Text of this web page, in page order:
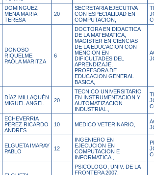
DOMINGUEZ
MENA MARIA
TERESA
20
SECRETARIA EJECUTIVA
CON ESPECIALIDAD EN
COMPUTACION,
DONOSO
RIQUELME
PAOLA MARITZA
6
DOCTORA EN DIDACTICA
DE LA MATEMATICA,
MAGISTER EN CIENCIAS
DE LA EDUCACION CON
MENCION EN
DIFICULTADES DEL
APRENDIZAJE,
PROFESORA DE
EDUCACION GENERAL
BASICA,
DÍAZ MILLAQUÉN
MIGUEL ANGEL
20
TECNICO UNIVERSITARIO
EN INSTRUMENTACION Y
AUTOMATIZACION
INDUSTRIAL.,
ECHEVERRIA
PEREZ RICARDO
ANDRES
10 MEDICO VETERINARIO,
ELGUETA IMARAY
PABLO
12
INGENIERO EN
EJECUCION EN
COMPUTACION E
INFORMATICA.,
PSICOLOGO, UNIV. DE LA
FRONTERA 2007,